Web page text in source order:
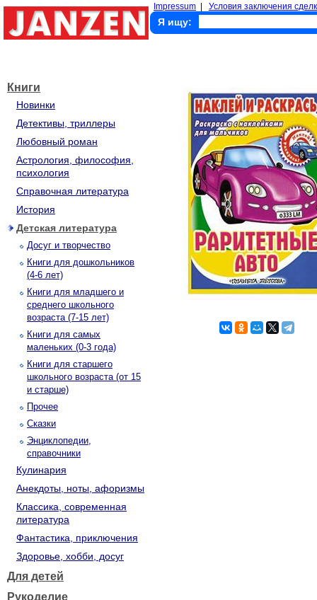
Impressum Условия заключения
Я ищу:
Книги
Новинки
Детективы, триллеры
Любовный роман
Астрология, философия,
психология
Справочная литература
История
Детская литература
Досуг и творчество
Книги для дошкольников
(4-6 лет)
Книги для младшего и
среднего школьного
возраста (7-15 лет)
Книги для самых
маленьких (0-3 года)
Книги для старшего
школьного возраста (от 15
и старше)
Прочее
Сказки
Энциклопедии,
справочники
Кулинария
Анекдоты, ноты, афоризмы
Классика, современная
литература
Фантастика, приключения
Здоровье, хобби, досуг
Для детей
Рукоделие